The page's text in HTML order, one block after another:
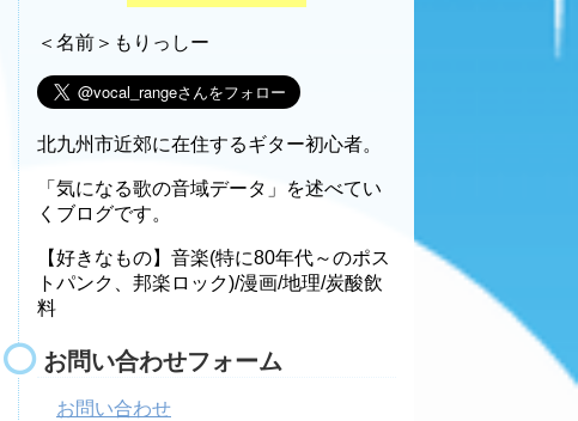
＜名前＞もりっしー
北九州市近郊に在住するギター初心者。
「気になる歌の音域データ」を述べてい
くブログです。
【好きなもの】音楽(特に80年代～のポス
トパンク、邦楽ロック)/漫画/地理/炭酸飲
料
お問い合わせフォーム
お問い合わせ